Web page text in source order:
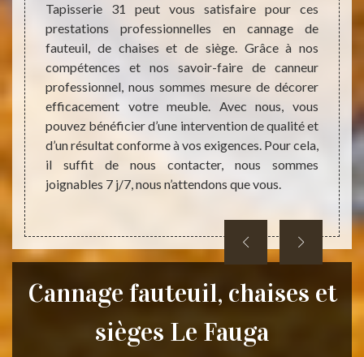
de
est
de
de
du
est
sont
Tapisserie 31 peut vous satisfaire pour ces
prestations professionnelles en cannage de
fauteuil, de chaises et de siège. Grâce à nos
compétences et nos savoir-faire de canneur
professionnel, nous sommes mesure de décorer
efficacement votre meuble. Avec nous, vous
pouvez bénéficier d’une intervention de qualité et
d’un résultat conforme à vos exigences. Pour cela,
il suffit de nous contacter, nous sommes
joignables 7 j/7, nous n’attendons que vous.
Si
soit
prix
devis.
Cannage fauteuil, chaises et
sièges Le Fauga